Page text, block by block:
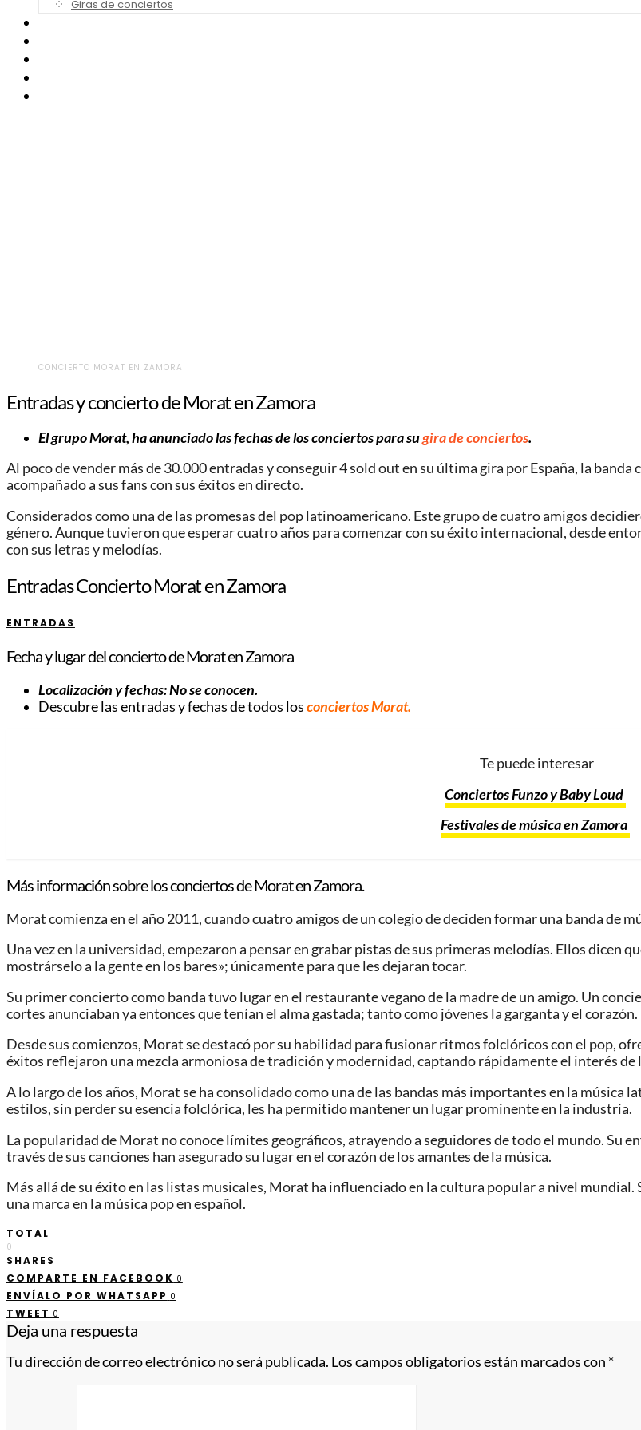
Giras de conciertos
CONCIERTO MORAT EN ZAMORA
Entradas y concierto de Morat en Zamora
Elgrupo Morat, ha anunciado las fechas de los conciertos para sugira de conciertos.
Al poco de vender más de 30.000 entradas y conseguir 4 sold out en su última gira por España, la
acompañado a sus fans con sus éxitos en directo.
Considerados como una de las promesas del pop latinoamericano. Este grupo de cuatro amigos
género. Aunque tuvieron que esperar cuatro años para comenzar con su éxito internacional, desde
con sus letras y melodías.
Entradas Concierto Morat en Zamora
ENTRADAS
Fecha y lugar del concierto de Morat en Zamora
Localización y fechas: No se conocen.
Descubre las entradas y fechas de todos losconciertos Morat.
Te puede interesar
Conciertos Funzo y Baby Loud
Festivales de música en Zamora
Más información sobre los conciertos de Morat en Zamora.
Morat comienza en el año 2011, cuando cuatro amigos de un colegio de deciden formar una banda de
Una vez en la universidad, empezaron a pensar en grabar pistas de sus primeras melodías. Ellos dicen
mostrárselo a la gente en los bares»; únicamente para que les dejaran tocar.
Su primer concierto como banda tuvo lugar en el restaurante vegano de la madre de un amigo. Un
cortes anunciaban ya entonces que tenían el alma gastada; tanto como jóvenes la garganta y el corazón.
Desde sus comienzos, Morat se destacó por su habilidad para fusionar ritmos folclóricos con el pop,
éxitos reflejaron una mezcla armoniosa de tradición y modernidad, captando rápidamente el interés de
A lo largo de los años, Morat se ha consolidado como una de las bandas más importantes en la
estilos, sin perder su esencia folclórica, les ha permitido mantener un lugar prominente en la industria.
La popularidad de Morat no conoce límites geográficos, atrayendo a seguidores de todo el mundo. Su
través de sus canciones han asegurado su lugar en el corazón de los amantes de la música.
Más allá de su éxito en las listas musicales, Morat ha influenciado en la cultura popular a nivel
una marca en la música pop en español.
TOTAL
0
SHARES
COMPARTE EN FACEBOOK 0
ENVÍALO POR WHATSAPP 0
TWEET 0
Deja una respuesta
Tu dirección de correo electrónico no será publicada. Los campos obligatorios están marcados con *